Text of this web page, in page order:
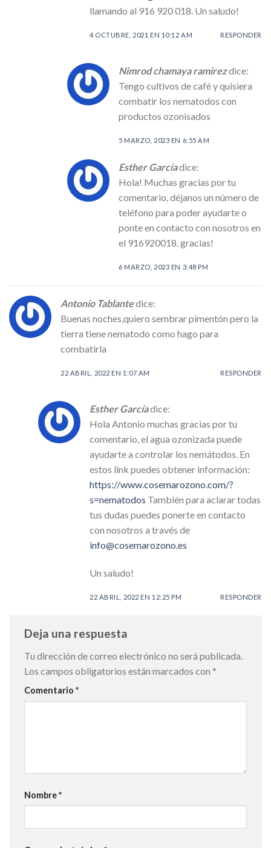
llamando al 916 920 018. Un saludo!
4 OCTUBRE, 2021 EN 10:12 AM RESPONDER
Nimrod chamaya ramirezdice:
Tengo cultivos de café y quisiera
combatir los nematodos con
productos ozonisados
5 MARZO, 2023 EN 6:55 AM
Esther Garcíadice:
Hola! Muchas gracias por tu
comentario, déjanos un número de
teléfono para poder ayudarte o
ponte en contacto con nosotros en
el 916920018. gracias!
6 MARZO, 2023 EN 3:48 PM
Antonio Tablantedice:
Buenas noches,quiero sembrar pimentón pero la
tierra tiene nematodo como hago para
combatirla
22 ABRIL, 2022 EN 1:07 AM RESPONDER
Esther Garcíadice:
Hola Antonio muchas gracias por tu
comentario, el agua ozonizada puede
ayudarte a controlar los nemátodos. En
estos link puedes obtener información:
https://www.cosemarozono.com/?
s=nematodos También para aclarar todas
tus dudas puedes ponerte en contacto
con nosotros a través de
info@cosemarozono.es
Un saludo!
22 ABRIL, 2022 EN 12:25 PM RESPONDER
Deja una respuesta
Tu dirección de correo electrónico no será publicada.
Los campos obligatorios están marcados con *
Comentario *
Nombre*